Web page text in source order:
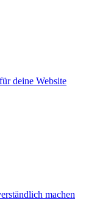
deine Website
machen